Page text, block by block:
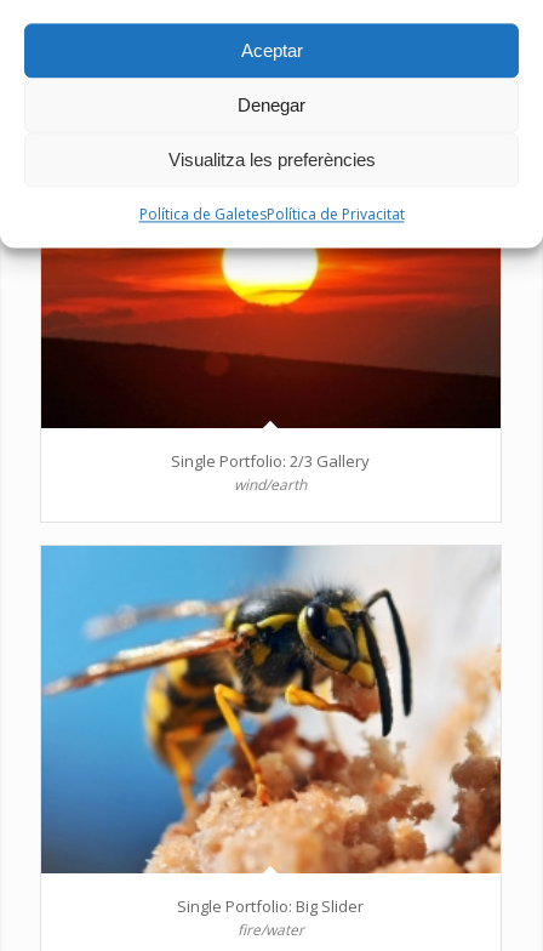
Aceptar
Denegar
Visualitza les preferències
Política de GaletesPolítica de Privacitat
Excerpt goes here!
Single Portfolio: 2/3 Gallery
wind/earth
Single Portfolio: Big Slider
fire/water